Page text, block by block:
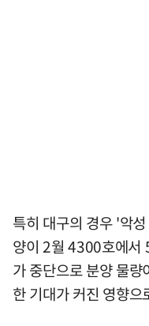
특히 대구의 경우 '악
양이 2월 4300호에서
가 중단으로 분양 물
한 기대가 커진 영향으